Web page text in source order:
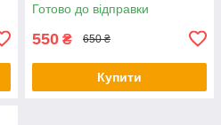
Готово до відправки
550 ₴ 650 ₴
Купити